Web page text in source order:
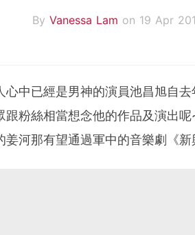
By Vanessa Lam on 19 Apr
心中已經是男神的演員池昌旭自
跟粉絲相當想念他的作品及演出
姜河那有望通過軍中的音樂劇《